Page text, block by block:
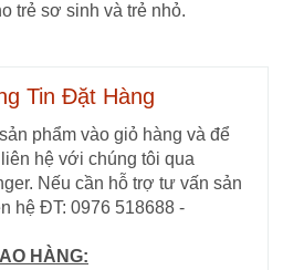
trẻ sơ sinh và trẻ nhỏ.
Tin Đặt Hàng
phẩm vào giỏ hàng và để
hệ với chúng tôi qua
Nếu cần hỗ trợ tư vấn sản
hệ ĐT: 0976 518688 -
HÀNG: